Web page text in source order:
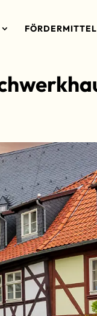
FÖRDERMITTEL